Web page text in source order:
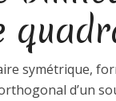
symétrique,
d’un